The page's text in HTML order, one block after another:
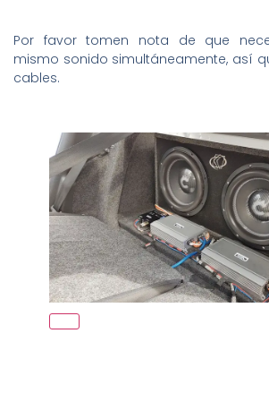
Por favor tomen nota de que
mismo sonido simultáneamente, así
cables.